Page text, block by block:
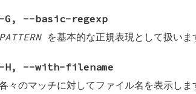
-G , --basic-regexp
PATTERNを基本的な正規表現として扱い
-H, --with-filename
々のマッチに対してファイル名を表示しま